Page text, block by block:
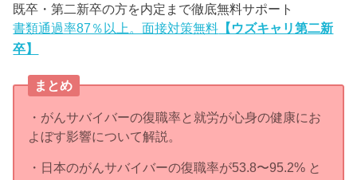
既卒・第二新卒の方を内定まで徹底無料サポート
書類通過率87％以上。面接対策無料 【ウズキャリ第二新
卒】
まとめ
・がんサバイバーの復職率と就労が心身の健康にお
よぼす影響について解説。
・日本のがんサバイバーの復職率が53.8〜95.2% と